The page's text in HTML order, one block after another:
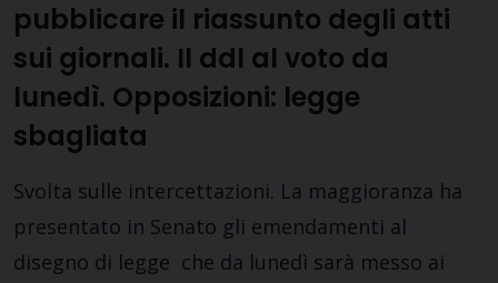
pubblicare il riassunto degli atti
sui giornali. Il ddl al voto da
lunedì. Opposizioni: legge
sbagliata
Svolta sulle intercettazioni. La maggioranza ha
presentato in Senato gli emendamenti al
disegno di legge che da lunedì sarà messo ai